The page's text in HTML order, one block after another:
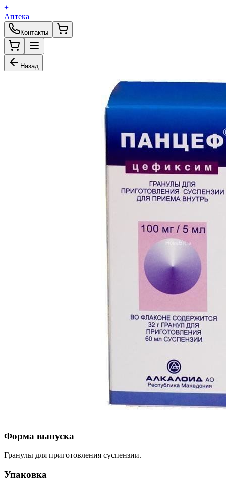
+
Аптека
Контакты
Назад
Форма выпуска
Гранулы для приготовления суспензии.
Упаковка